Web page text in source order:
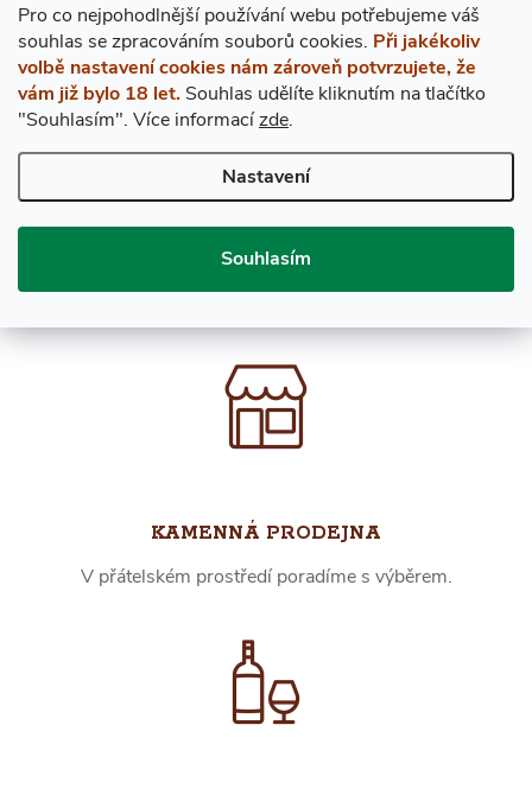
Pro co nejpohodlnější používání webu potřebujeme váš
souhlas se zpracováním souborů cookies. Při jakékoliv
volbě nastavení cookies nám zároveň potvrzujete, že
vám již bylo 18 let. Souhlas udělíte kliknutím na tlačítko
"Souhlasím". Více informacízde.
Nastavení
Souhlasím
V případě objednání do 12. hodiny přivezeme ještě dnes!
RYCHLÉ DODÁNÍ
KAMENNÁ PRODEJNA
V přátelském prostředí poradíme s výběrem.